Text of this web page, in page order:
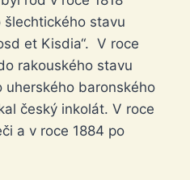
stavu
et Kisdia“. V roce
rakouského stavu
baronského
český inkolát. V roce
a v roce 1884 po